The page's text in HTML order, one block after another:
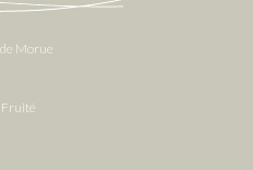
Morue
Fruité